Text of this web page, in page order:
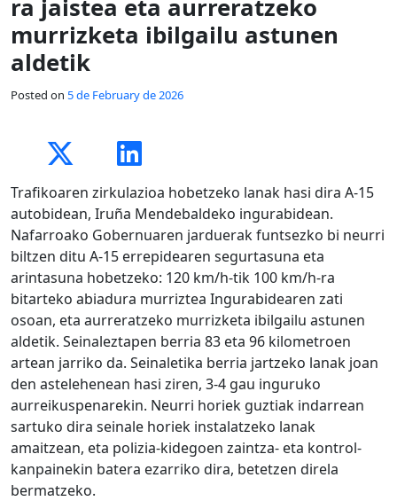
ra jaistea eta aurreratzeko
murrizketa ibilgailu astunen
aldetik
Posted on 5 de February de 2026
Trafikoaren zirkulazioa hobetzeko lanak hasi dira A-15
autobidean, Iruña Mendebaldeko ingurabidean.
Nafarroako Gobernuaren jarduerak funtsezko bi neurri
biltzen ditu A-15 errepidearen segurtasuna eta
arintasuna hobetzeko: 120 km/h-tik 100 km/h-ra
bitarteko abiadura murriztea Ingurabidearen zati
osoan, eta aurreratzeko murrizketa ibilgailu astunen
aldetik. Seinaleztapen berria 83 eta 96 kilometroen
artean jarriko da. Seinaletika berria jartzeko lanak joan
den astelehenean hasi ziren, 3-4 gau inguruko
aurreikuspenarekin. Neurri horiek guztiak indarrean
sartuko dira seinale horiek instalatzeko lanak
amaitzean, eta polizia-kidegoen zaintza- eta kontrol-
kanpainekin batera ezarriko dira, betetzen direla
bermatzeko.